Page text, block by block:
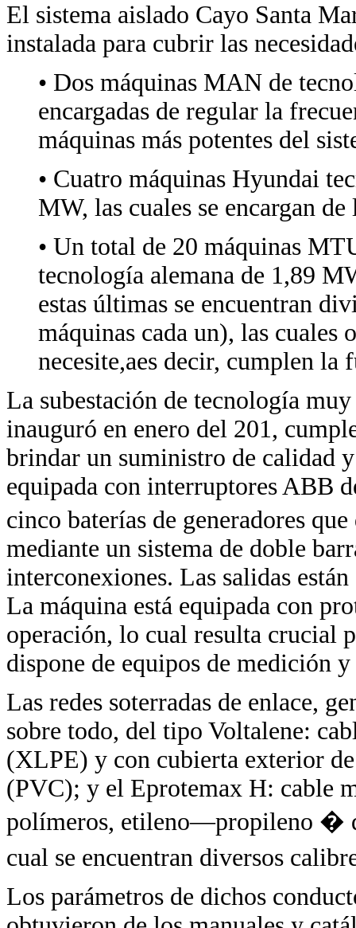
El sistema aislado Cayo Santa
instalada para cubrir las
• Dos máquinas MAN de
encargadas de regular la
máquinas más potentes del
• Cuatro máquinas Hyundai
MW, las cuales se encargan
• Un total de 20 máquinas
tecnología alemana de 1,89
estas últimas se encuentran
máquinas cada un), las cuales
necesite,aes decir, cumplen
La subestación de tecnología
inauguró en enero del 201,
brindar un suministro de calidad
equipada con interruptores ABB
cinco baterías de generadores
mediante un sistema de doble
interconexiones. Las salidas
La máquina está equipada con
operación, lo cual resulta crucial
dispone de equipos de medición
Las redes soterradas de enlace,
sobre todo, del tipo Voltalene:
(XLPE) y con cubierta exterior
(PVC); y el Eprotemax H: cable
polímeros, etileno—propileno �
cual se encuentran diversos
Los parámetros de dichos